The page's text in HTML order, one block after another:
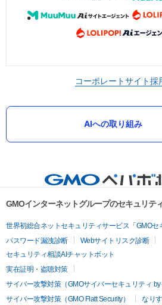
コーポレートサイト採
AIへの取り組み
GMOインターネットグループのセキュリテ
世界初総合ネットセキュリティサービス「GMOセ
パスワード漏洩診断
Webサイトリスク診断
セキュリティ相談AIチャットボット
実在証明・盗聴対策
サイバー攻撃対策（GMOサイバーセキュリティ by
サイバー攻撃対策（GMO Flatt Security）
なり